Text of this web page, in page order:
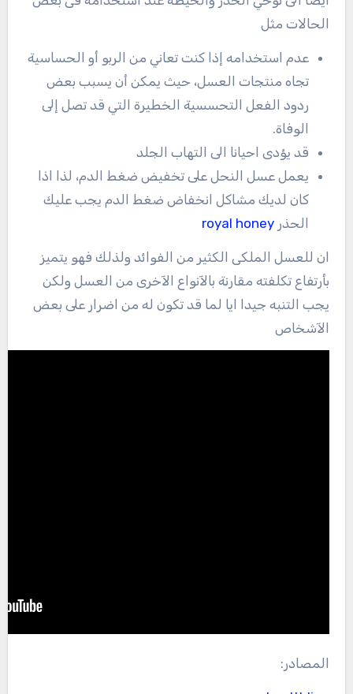
الحالات مثل
عدم استخدامه إذا كنت تعاني من الربو أو الحساسية
تجاه منتجات العسل، حيث يمكن أن يسبب بعض
ردود الفعل التحسسية الخطيرة التي قد تصل إلى
الوفاة.
قد يؤدى احيانا الى التهاب الجلد
يعمل عسل النحل على تخفيض ضغط الدم، لذا اذا
كان لديك مشاكل انخفاض ضغط الدم يجب عليك
الحذر royal honey
ان للعسل الملكى الكثير من الفوائد ولذلك فهو يتميز
بأرتفاع تكلفته مقارنة بالآنواع الآخرى من العسل ولكن
يجب التنبه جيدا ايا لما قد تكون له من اضرار على بعض
الآشخاص
المصادر: